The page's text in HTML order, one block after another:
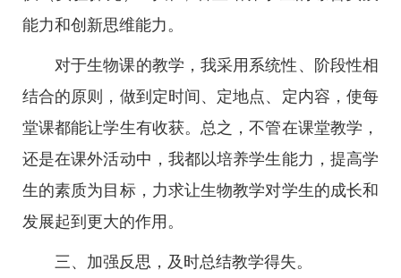
能力和创新思维能力。
对于生物课的教学，我采用系统性、阶段性相
结合的原则，做到定时间、定地点、定内容，使每
堂课都能让学生有收获。总之，不管在课堂教学，
还是在课外活动中，我都以培养学生能力，提高学
生的素质为目标，力求让生物教学对学生的成长和
发展起到更大的作用。
三、加强反思，及时总结教学得失。